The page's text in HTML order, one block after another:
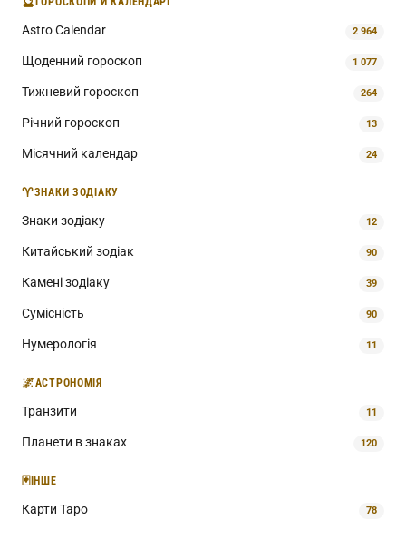
Astro Calendar 2 964
Щоденний гороскоп 1 077
Тижневий гороскоп 264
Річний гороскоп 13
Місячний календар 24
♈ЗНАКИ ЗОДІАКУ
Знаки зодіаку 12
Китайський зодіак 90
Камені зодіаку 39
Сумісність 90
Нумерологія 11
🌌АСТРОНОМІЯ
Транзити 11
Планети в знаках 120
🃏ІНШЕ
Карти Таро 78